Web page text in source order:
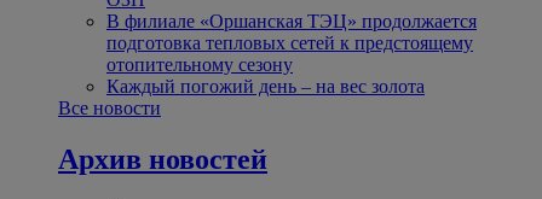
В филиале «Оршанская ТЭЦ» продолжается
подготовка тепловых сетей к предстоящему
отопительному сезону
Каждый погожий день – на вес золота
Все новости
Архив новостей